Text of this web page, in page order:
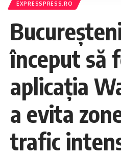
EXPRESSPRESS.RO
început să
aplicația
a evita
trafic